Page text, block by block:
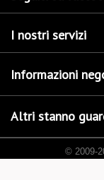
I nostri servizi
Informazioni
Altri stanno
© 2009-